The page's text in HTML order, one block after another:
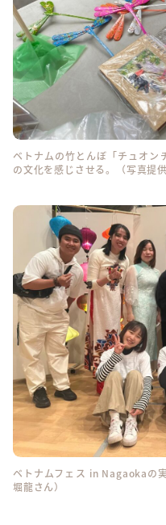
ベトナムの竹とんぼ「チュオン
の文化を感じさせる。（写真提
ベトナムフェス in Nagaokaの
堀龍さん）